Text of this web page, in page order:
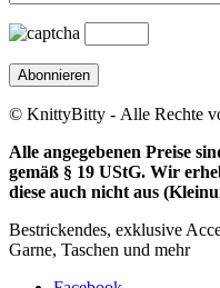
© KnittyBitty - Alle Rechte
Alle angegebenen Preise
gemäß § 19 UStG. Wir
diese auch nicht aus
Bestrickendes, exklusive
Garne, Taschen und mehr